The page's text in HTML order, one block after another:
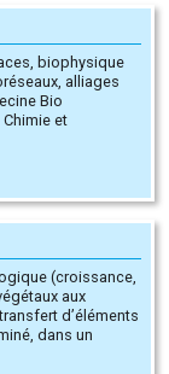
biophysique
alliages
(croissance,
aux
dans un